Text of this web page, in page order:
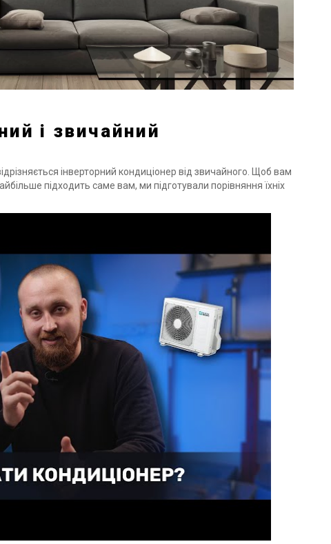
і звичайний
інверторний кондиціонер від звичайного. Щоб вам
підходить саме вам, ми підготували порівняння їхніх